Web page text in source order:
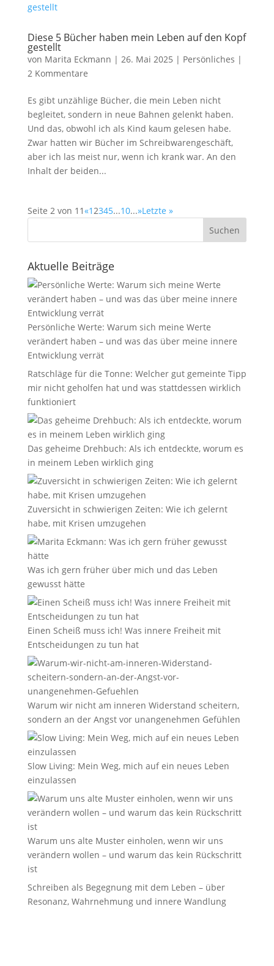
Diese 5 Bücher haben mein Leben auf den Kopf
gestellt
von Marita Eckmann | 26. Mai 2025 | Persönliches |
2 Kommentare
Es gibt unzählige Bücher, die mein Leben nicht
begleitet, sondern in neue Bahnen gelenkt haben.
Und das, obwohl ich als Kind kaum gelesen habe.
Zwar hatten wir Bücher im Schreibwarengeschäft,
aber ich las meist nur, wenn ich krank war. An den
Inhalt der beiden...
Seite 2 von 11«12345...10...»Letzte »
Suchen
Aktuelle Beiträge
Persönliche Werte: Warum sich meine Werte
verändert haben – und was das über meine innere
Entwicklung verrät
Ratschläge für die Tonne: Welcher gut gemeinte Tipp
mir nicht geholfen hat und was stattdessen wirklich
funktioniert
Das geheime Drehbuch: Als ich entdeckte, worum es
in meinem Leben wirklich ging
Zuversicht in schwierigen Zeiten: Wie ich gelernt
habe, mit Krisen umzugehen
Was ich gern früher über mich und das Leben
gewusst hätte
Einen Scheiß muss ich! Was innere Freiheit mit
Entscheidungen zu tun hat
Warum wir nicht am inneren Widerstand scheitern,
sondern an der Angst vor unangenehmen Gefühlen
Slow Living: Mein Weg, mich auf ein neues Leben
einzulassen
Warum uns alte Muster einholen, wenn wir uns
verändern wollen – und warum das kein Rückschritt
ist
Schreiben als Begegnung mit dem Leben – über
Resonanz, Wahrnehmung und innere Wandlung